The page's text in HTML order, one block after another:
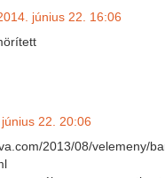
június 22. 16:06
22. 20:06
2013/08/velemeny/